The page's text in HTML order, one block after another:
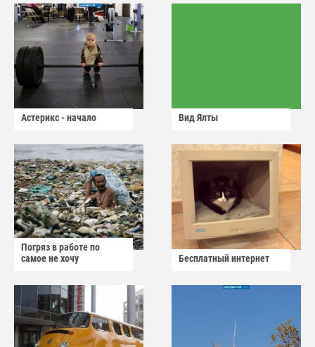
Астерикс - начало Вид Ялты
Погряз в работе по
самое не хочу
Бесплатный интернет